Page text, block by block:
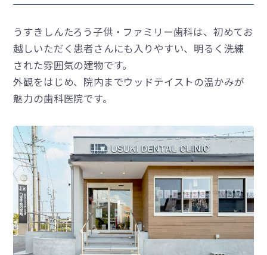
うすきしんたろう子供・ファミリー歯科は、初めてお
越しいただく患者さんにも入りやすい、明るく洗練
された雰囲気の建物です。
外観をはじめ、院内までウッドテイストの温かみが
魅力の歯科医院です。